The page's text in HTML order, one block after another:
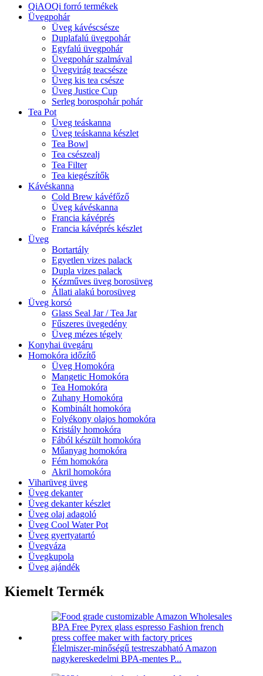
QiAOQi forró termékek
Üvegpohár
Üveg kávéscsésze
Duplafalú üvegpohár
Egyfalú üvegpohár
Üvegpohár szalmával
Üvegvirág teacsésze
Üveg kis tea csésze
Üveg Justice Cup
Serleg borospohár pohár
Tea Pot
Üveg teáskanna
Üveg teáskanna készlet
Tea Bowl
Tea csészealj
Tea Filter
Tea kiegészítők
Kávéskanna
Cold Brew kávéfőző
Üveg kávéskanna
Francia kávéprés
Francia kávéprés készlet
Üveg
Bortartály
Egyetlen vizes palack
Dupla vizes palack
Kézműves üveg borosüveg
Állati alakú borosüveg
Üveg korsó
Glass Seal Jar / Tea Jar
Fűszeres üvegedény
Üveg mézes tégely
Konyhai üvegáru
Homokóra időzítő
Üveg Homokóra
Mangetic Homokóra
Tea Homokóra
Zuhany Homokóra
Kombinált homokóra
Folyékony olajos homokóra
Kristály homokóra
Fából készült homokóra
Műanyag homokóra
Fém homokóra
Akril homokóra
Viharüveg üveg
Üveg dekanter
Üveg dekanter készlet
Üveg olaj adagoló
Üveg Cool Water Pot
Üveg gyertyatartó
Üvegváza
Üvegkupola
Üveg ajándék
Kiemelt Termék
Élelmiszer-minőségű testreszabható Amazon
nagykereskedelmi BPA-mentes P...